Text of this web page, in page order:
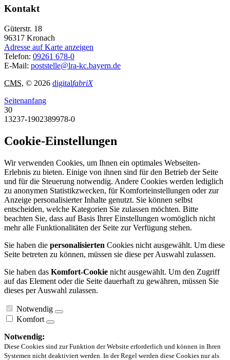
Kontakt
Güterstr. 18
96317 Kronach
Adresse auf Karte anzeigen
Telefon: 09261 678-0
E-Mail: poststelle@lra-kc.bayern.de
CMS, © 2026 digitalfabriX
Seitenanfang
30
13237-1902389978-0
Cookie-Einstellungen
Wir verwenden Cookies, um Ihnen ein optimales Webseiten-
Erlebnis zu bieten. Einige von ihnen sind für den Betrieb der Seite
und für die Steuerung notwendig. Andere Cookies werden lediglich
zu anonymen Statistikzwecken, für Komforteinstellungen oder zur
Anzeige personalisierter Inhalte genutzt. Sie können selbst
entscheiden, welche Kategorien Sie zulassen möchten. Bitte
beachten Sie, dass auf Basis Ihrer Einstellungen womöglich nicht
mehr alle Funktionalitäten der Seite zur Verfügung stehen.
Sie haben die personalisierten Cookies nicht ausgewählt. Um diese
Seite betreten zu können, müssen sie diese per Auswahl zulassen.
Sie haben das Komfort-Cookie nicht ausgewählt. Um den Zugriff
auf das Element oder die Seite dauerhaft zu gewähren, müssen Sie
dieses per Auswahl zulassen.
Notwendig
Komfort
Notwendig:
Diese Cookies sind zur Funktion der Website erforderlich und können in Ihren
Systemen nicht deaktiviert werden. In der Regel werden diese Cookies nur als